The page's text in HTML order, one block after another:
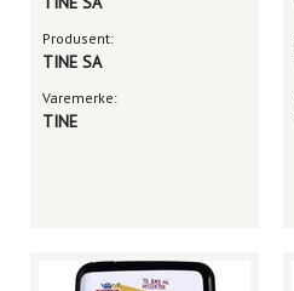
Produsent:
TINE SA
Varemerke:
TINE